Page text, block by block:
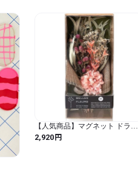
【人気商品】マグネット ドライ
フラワー ベルフルール ジョリー
ピンク 18×10.7×41cm 2599 (ピン
2,920円